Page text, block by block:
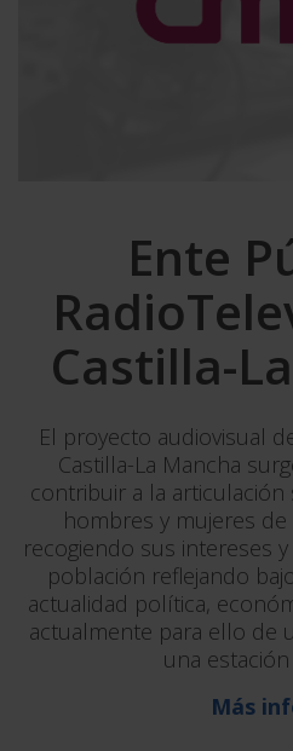
Ente
Castilla-
El proyecto audiovisual
Castilla-La Mancha
contribuir a la
hombres y mujeres de
recogiendo sus intereses
población reflejando
actualidad política,
actualmente para ello de
una
Más